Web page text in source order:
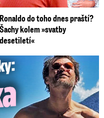
Ronaldo do toho dnes praští?
Šachy kolem »svatby
desetiletí«
Padesátka není znát